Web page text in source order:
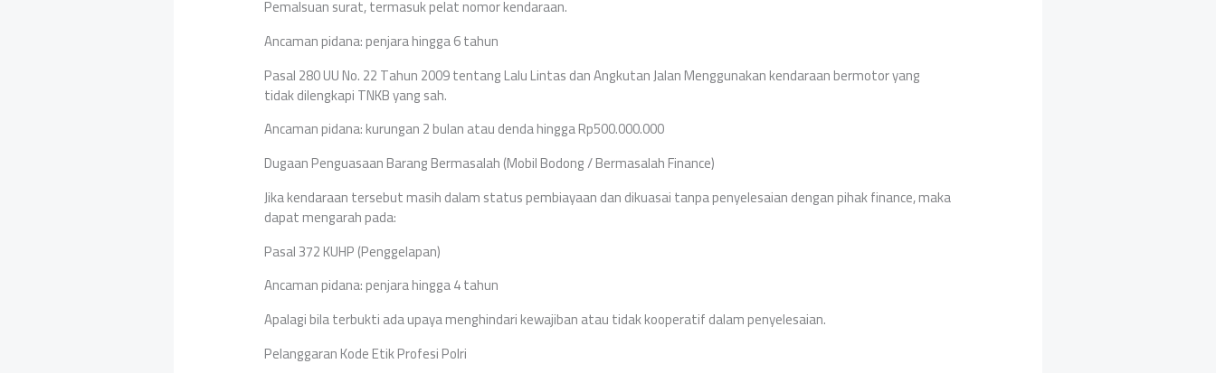
Pemalsuan surat, termasuk pelat nomor kendaraan.
Ancaman pidana: penjara hingga 6 tahun
Pasal 280 UU No. 22 Tahun 2009 tentang Lalu Lintas dan Angkutan Jalan Menggunakan kendaraan bermotor yang
tidak dilengkapi TNKB yang sah.
Ancaman pidana: kurungan 2 bulan atau denda hingga Rp500.000.000
Dugaan Penguasaan Barang Bermasalah (Mobil Bodong / Bermasalah Finance)
Jika kendaraan tersebut masih dalam status pembiayaan dan dikuasai tanpa penyelesaian dengan pihak finance, maka
dapat mengarah pada:
Pasal 372 KUHP (Penggelapan)
Ancaman pidana: penjara hingga 4 tahun
Apalagi bila terbukti ada upaya menghindari kewajiban atau tidak kooperatif dalam penyelesaian.
Pelanggaran Kode Etik Profesi Polri